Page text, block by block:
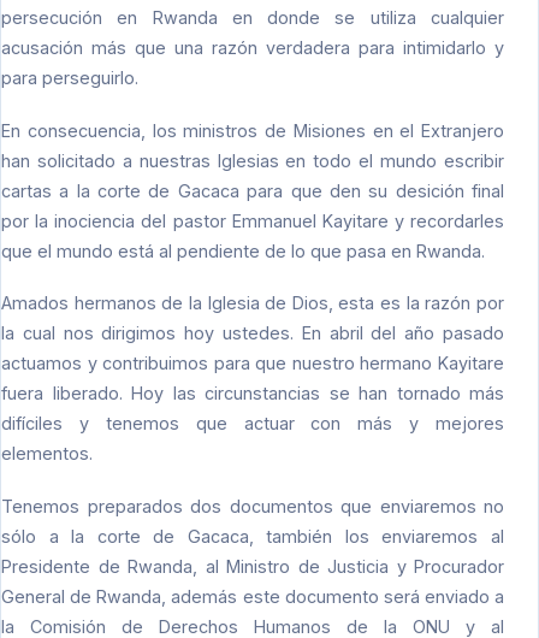
persecución en Rwanda en donde se utiliza cualquier
acusación más que una razón verdadera para intimidarlo y
para perseguirlo.
En consecuencia, los ministros de Misiones en el Extranjero
han solicitado a nuestras Iglesias en todo el mundo escribir
cartas a la corte de Gacaca para que den su desición final
por la inociencia del pastor Emmanuel Kayitare y recordarles
que el mundo está al pendiente de lo que pasa en Rwanda.
Amados hermanos de la Iglesia de Dios, esta es la razón por
la cual nos dirigimos hoy ustedes. En abril del año pasado
actuamos y contribuimos para que nuestro hermano Kayitare
fuera liberado. Hoy las circunstancias se han tornado más
difíciles y tenemos que actuar con más y mejores
elementos.
Tenemos preparados dos documentos que enviaremos no
sólo a la corte de Gacaca, también los enviaremos al
Presidente de Rwanda, al Ministro de Justicia y Procurador
General de Rwanda, además este documento será enviado a
la Comisión de Derechos Humanos de la ONU y al